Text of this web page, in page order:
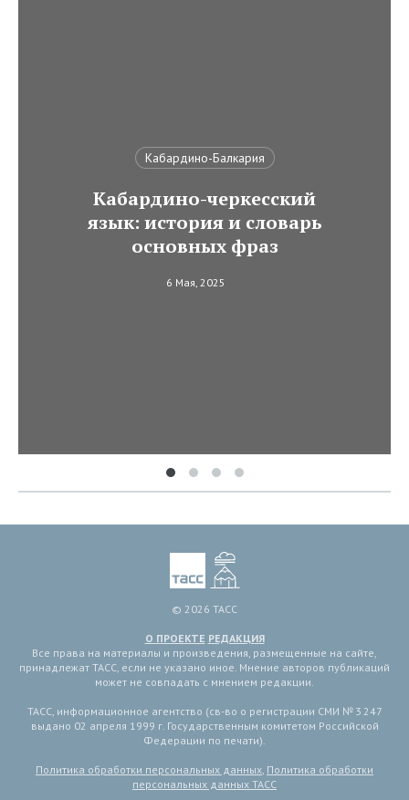
Кабардино-Балкария
Кабардино-черкесский
язык: история и словарь
основных фраз
6 Мая, 2025
© 2026 ТАСС
О ПРОЕКТЕ РЕДАКЦИЯ
Все права на материалы и произведения, размещенные на сайте,
принадлежат ТАСС, если не указано иное. Мнение авторов публикаций
может не совпадать с мнением редакции.
ТАСС, информационное агентство (св-во о регистрации СМИ № 3 247
выдано 02 апреля 1999 г. Государственным комитетом Российской
Федерации по печати).
Политика обработки персональных данных, Политика обработки
персональных данных ТАСС